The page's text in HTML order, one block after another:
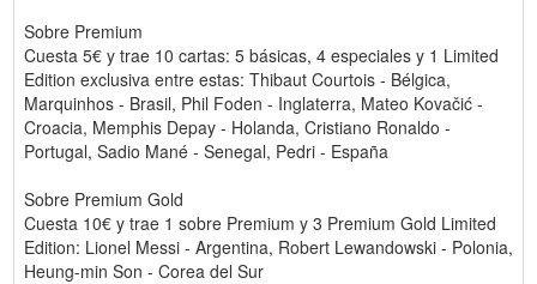
Sobre Premium
Cuesta 5€ y trae 10 cartas: 5 básicas, 4 especiales y 1 Limited
Edition exclusiva entre estas: Thibaut Courtois - Bélgica,
Marquinhos - Brasil, Phil Foden - Inglaterra, Mateo Kovačić -
Croacia, Memphis Depay - Holanda, Cristiano Ronaldo -
Portugal, Sadio Mané - Senegal, Pedri - España
Sobre Premium Gold
Cuesta 10€ y trae 1 sobre Premium y 3 Premium Gold Limited
Edition: Lionel Messi - Argentina, Robert Lewandowski - Polonia,
Heung-min Son - Corea del Sur